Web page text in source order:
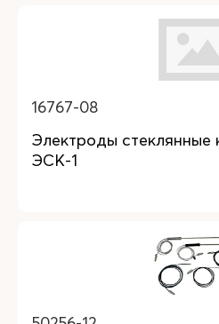
16767-08
Электроды стеклянные
ЭСК-1